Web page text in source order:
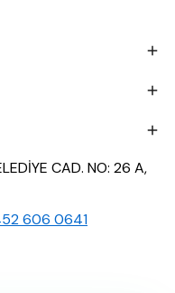
CAD. NO: 26 A,
606 0641